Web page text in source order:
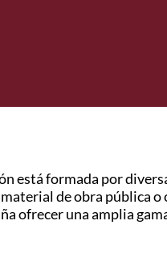
está formada por
de obra pública o
ofrecer una amplia